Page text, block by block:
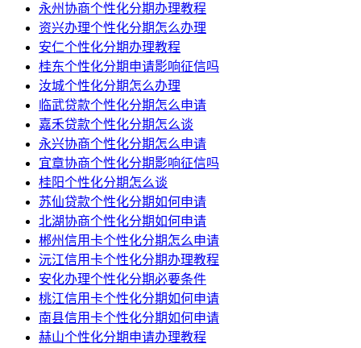
永州协商个性化分期办理教程
资兴办理个性化分期怎么办理
安仁个性化分期办理教程
桂东个性化分期申请影响征信吗
汝城个性化分期怎么办理
临武贷款个性化分期怎么申请
嘉禾贷款个性化分期怎么谈
永兴协商个性化分期怎么申请
宜章协商个性化分期影响征信吗
桂阳个性化分期怎么谈
苏仙贷款个性化分期如何申请
北湖协商个性化分期如何申请
郴州信用卡个性化分期怎么申请
沅江信用卡个性化分期办理教程
安化办理个性化分期必要条件
桃江信用卡个性化分期如何申请
南县信用卡个性化分期如何申请
赫山个性化分期申请办理教程